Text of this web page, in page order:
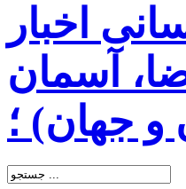
اخبار
آسمان
و جهان) ؛